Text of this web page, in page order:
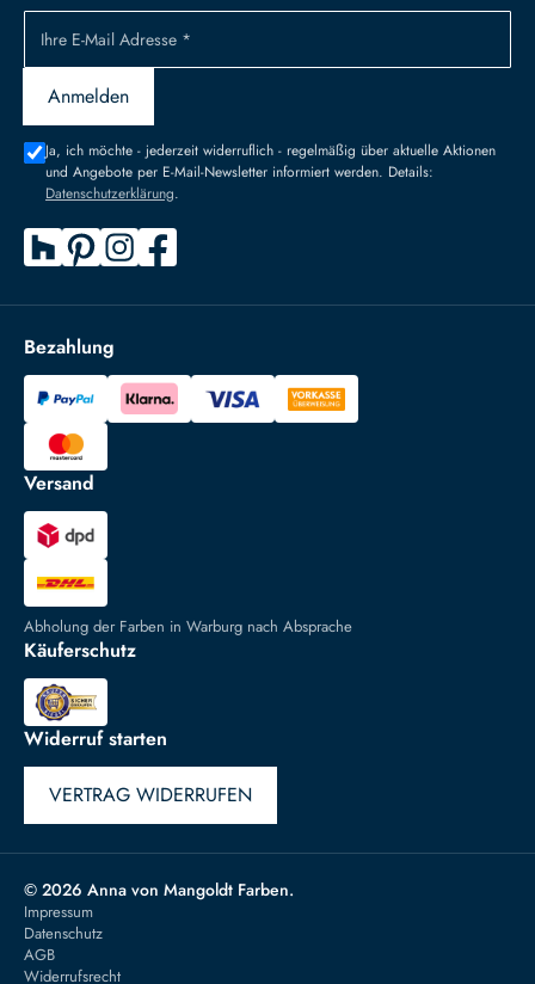
Ihre E-Mail Adresse *
Anmelden
Ja, ich möchte - jederzeit widerruflich - regelmäßig über aktuelle Aktionen
und Angebote per E-Mail-Newsletter informiert werden. Details:
Datenschutzerklärung.
Bezahlung
Versand
Abholung der Farben in Warburg nach Absprache
Käuferschutz
Widerruf starten
VERTRAG WIDERRUFEN
© 2026 Anna von Mangoldt Farben.
Impressum
Datenschutz
AGB
Widerrufsrecht